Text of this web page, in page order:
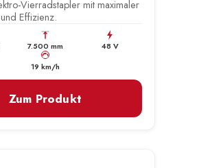
Vierradstapler mit maximaler
Effizienz.
7.500 mm 48 V
km/h
19 km/h
Zum Produkt